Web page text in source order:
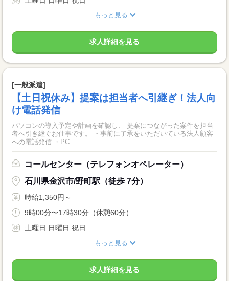
もっと見る
求人詳細を見る
[一般派遣]
【土日祝休み】提案は担当者へ引継ぎ！法人向
け電話発信
パソコンの導入予定や計画を確認し、 提案につながった案件を担当
者へ引き継ぐお仕事です。 ・事前に了承をいただいている法人顧客
への電話発信 ・PC...
コールセンター（テレフォンオペレーター）
石川県金沢市/野町駅（徒歩 7分）
時給1,350円～
9時00分〜17時30分（休憩60分）
土曜日 日曜日 祝日
もっと見る
求人詳細を見る